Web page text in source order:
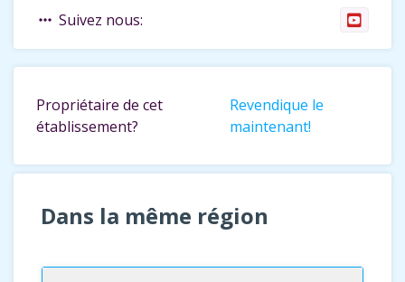
more_horiz Suivez nous:
Propriétaire de cet
établissement?
Revendique le
maintenant!
Dans la même région